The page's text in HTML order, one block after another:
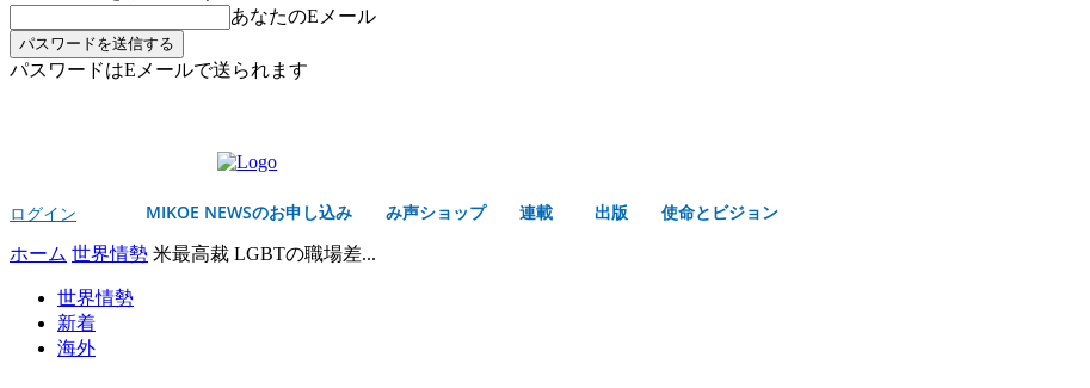
あなたのEメール
パスワードはEメールで送られます
ログイン MIKOE NEWSのお申し込み み声ショップ 連載 出版 使命とビジョン
ホーム 世界情勢 米最高裁 LGBTの職場差...
世界情勢
新着
海外